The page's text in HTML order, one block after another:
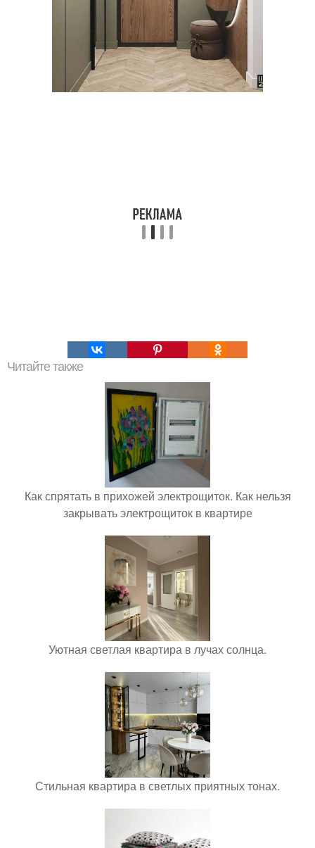
Читайте также
Как спрятать в прихожей электрощиток. Как нельзя
закрывать электрощиток в квартире
Уютная светлая квартира в лучах солнца.
Стильная квартира в светлых приятных тонах.